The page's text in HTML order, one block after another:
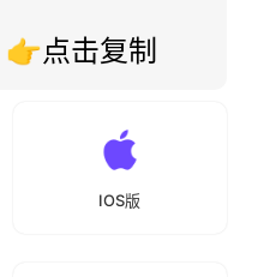
👉点击复制
IOS版